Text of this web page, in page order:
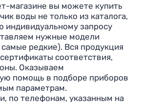
магазине вы можете купить
воды не только из каталога,
индивидуальному запросу
нужные модели
редкие). Вся продукция
соответствия,
Оказываем
помощь в подборе приборов
параметрам.
по телефонам, указанным на